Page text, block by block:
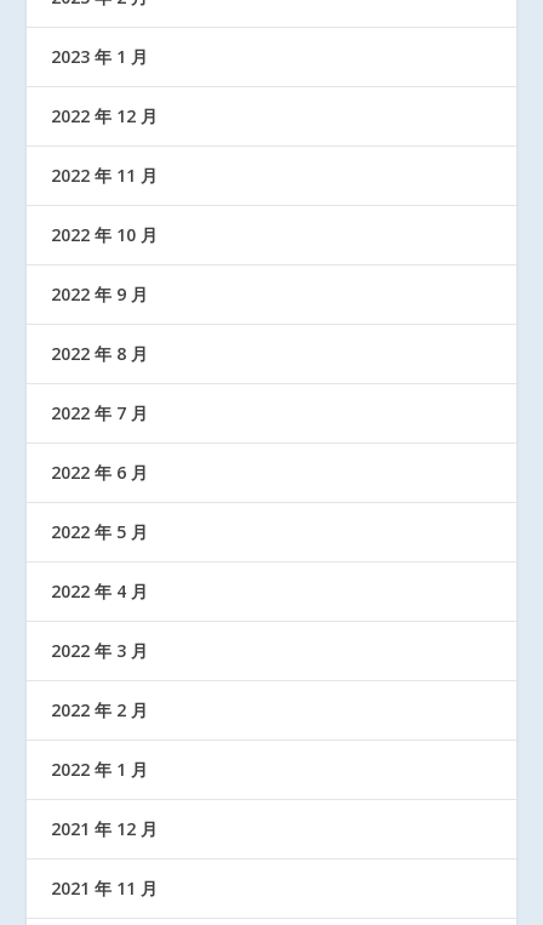
2023 年 1 月
2022 年 12 月
2022 年 11 月
2022 年 10 月
2022 年 9 月
2022 年 8 月
2022 年 7 月
2022 年 6 月
2022 年 5 月
2022 年 4 月
2022 年 3 月
2022 年 2 月
2022 年 1 月
2021 年 12 月
2021 年 11 月